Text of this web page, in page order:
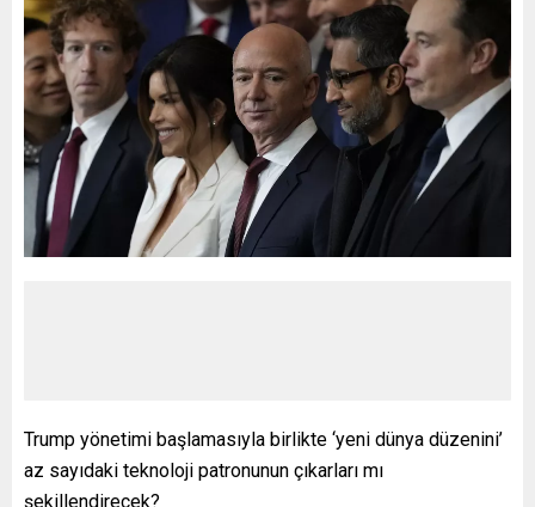
Trump yönetimi başlamasıyla birlikte ‘yeni dünya düzenini’
az sayıdaki teknoloji patronunun çıkarları mı
şekillendirecek?